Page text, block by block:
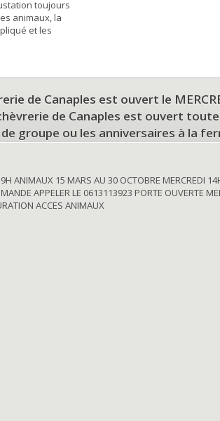
toujours
animaux, la
et les
de Canaples est ouvert le
de Canaples est ouvert toute
groupe ou les anniversaires à la
ANIMAUX 15 MARS AU 30 OCTOBRE MERCREDI
APPELER LE 0613113923 PORTE OUVERTE
ACCES ANIMAUX